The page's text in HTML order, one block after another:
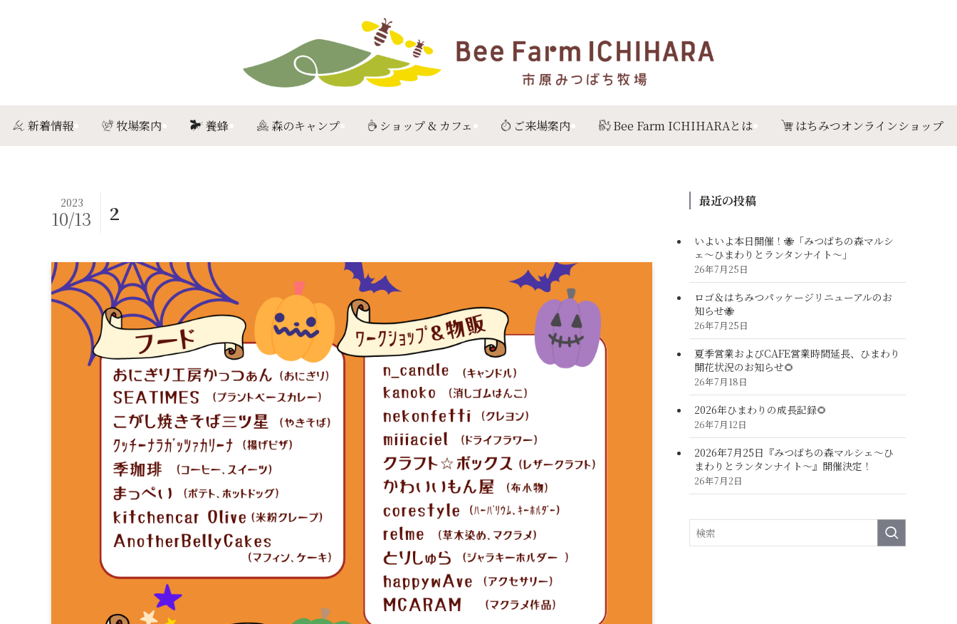
新着情報 牧場案内 養蜂 森のキャンプ ショップ & カフェ ご来場案内 Bee Farm ICHIHARAとは はちみつオンラインショップ
2
2023
10/13
最近の投稿
いよいよ本日開催！🐝「みつばちの森マルシ
ェ〜ひまわりとランタンナイト〜」
26年7月25日
ロゴ＆はちみつパッケージリニューアルのお
知らせ🐝
26年7月25日
夏季営業およびCAFE営業時間延長、ひまわり
開花状況のお知らせ🌻
26年7月18日
2026年ひまわりの成長記録🌻
26年7月12日
2026年7月25日『みつばちの森マルシェ～ひ
まわりとランタンナイト～』開催決定！
26年7月2日